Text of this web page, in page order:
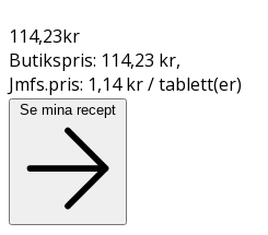
114,23kr
Butikspris: 114,23 kr,
Jmfs.pris: 1,14 kr / tablett(er)
Se mina recept